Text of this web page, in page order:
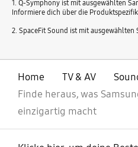
1. Q-Symphony ist mit ausgewählten
Informiere dich über die
2. SpaceFit Sound ist mit ausgewählten
Home TV & AV
Finde heraus, was
einzigartig macht